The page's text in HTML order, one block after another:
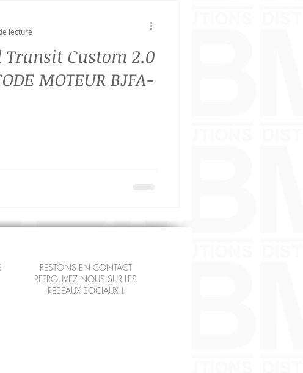
Custom 2.0
MOTEUR BJFA-
lecture
RESTONS EN CONTACT
RETROUVEZ NOUS SUR LES
RESEAUX SOCIAUX !